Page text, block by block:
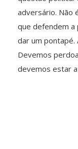
adversário. Não
que defendem
dar um pontapé.
Devemos
devemos estar